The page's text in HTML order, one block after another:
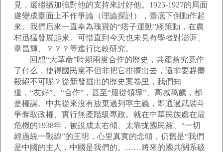
見，還繼續加強對他的支持來討好他。1925-1927的局面
遂變成臺面上不作爭論（理論探討），臺底下倒動作起
來。我們后來一直奉為瑰寶的“痞子運動”經策動，在農
村迅猛發展起來。可惜直到今天也未見有學者對澎湃、
韋昌輝、？？？等進行比較研究。
回想“大革命”時期兩黨合作的歷史，共產黨究竟作
了什么，使得國民黨不但非把它排擠出去，還非要趕盡
殺絕不可呢？從新發掘出的歷史案卷里，我們知
道，“友好”、“合作”，甚至“服從領導”、高喊萬歲，都
是權謀。中共從來沒有放棄過列寧主義，即通過武裝斗
爭奪取政權、實行無產階級專政。就在中華民族處在最
危機的1938年，被說成太右傾、太靠拢國民黨、“一切
經過統一戰線”的王明，心里真實的念頭，仍舊是“我們
是中國的主人，中國是我們的。……將來的國共關系破